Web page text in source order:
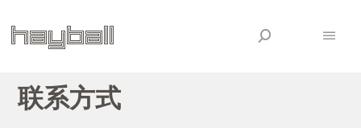
联系方式